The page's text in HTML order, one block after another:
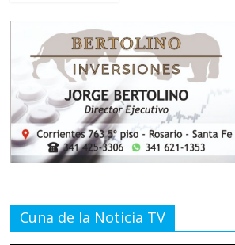
Cuna de la Noticia TV